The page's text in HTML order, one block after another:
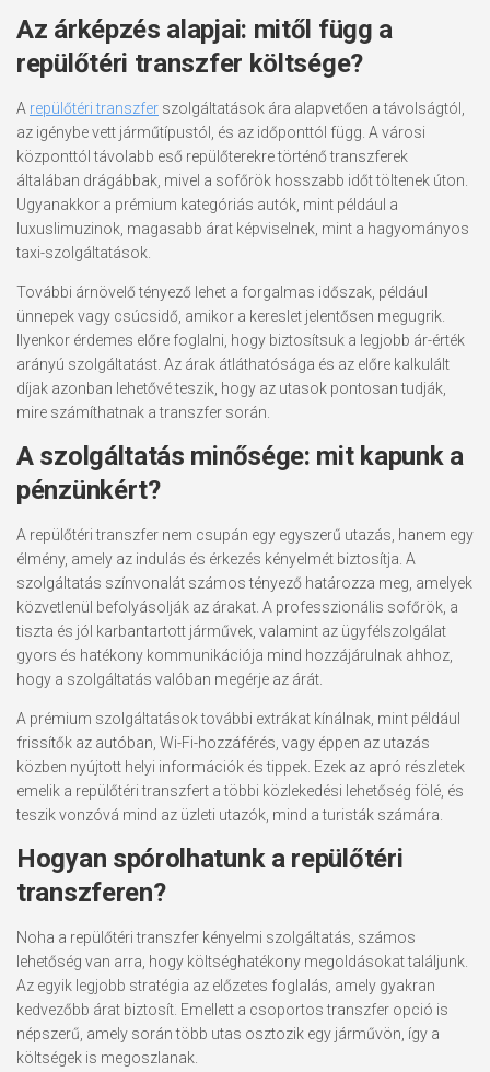
Az árképzés alapjai: mitől függ a
repülőtéri transzfer költsége?
A repülőtéri transzfer szolgáltatások ára alapvetően a távolságtól,
az igénybe vett járműtípustól, és az időponttól függ. A városi
központtól távolabb eső repülőterekre történő transzferek
általában drágábbak, mivel a sofőrök hosszabb időt töltenek úton.
Ugyanakkor a prémium kategóriás autók, mint például a
luxuslimuzinok, magasabb árat képviselnek, mint a hagyományos
taxi-szolgáltatások.
További árnövelő tényező lehet a forgalmas időszak, például
ünnepek vagy csúcsidő, amikor a kereslet jelentősen megugrik.
Ilyenkor érdemes előre foglalni, hogy biztosítsuk a legjobb ár-érték
arányú szolgáltatást. Az árak átláthatósága és az előre kalkulált
díjak azonban lehetővé teszik, hogy az utasok pontosan tudják,
mire számíthatnak a transzfer során.
A szolgáltatás minősége: mit kapunk a
pénzünkért?
A repülőtéri transzfer nem csupán egy egyszerű utazás, hanem egy
élmény, amely az indulás és érkezés kényelmét biztosítja. A
szolgáltatás színvonalát számos tényező határozza meg, amelyek
közvetlenül befolyásolják az árakat. A professzionális sofőrök, a
tiszta és jól karbantartott járművek, valamint az ügyfélszolgálat
gyors és hatékony kommunikációja mind hozzájárulnak ahhoz,
hogy a szolgáltatás valóban megérje az árát.
A prémium szolgáltatások további extrákat kínálnak, mint például
frissítők az autóban, Wi-Fi-hozzáférés, vagy éppen az utazás
közben nyújtott helyi információk és tippek. Ezek az apró részletek
emelik a repülőtéri transzfert a többi közlekedési lehetőség fölé, és
teszik vonzóvá mind az üzleti utazók, mind a turisták számára.
Hogyan spórolhatunk a repülőtéri
transzferen?
Noha a repülőtéri transzfer kényelmi szolgáltatás, számos
lehetőség van arra, hogy költséghatékony megoldásokat találjunk.
Az egyik legjobb stratégia az előzetes foglalás, amely gyakran
kedvezőbb árat biztosít. Emellett a csoportos transzfer opció is
népszerű, amely során több utas osztozik egy járművön, így a
költségek is megoszlanak.